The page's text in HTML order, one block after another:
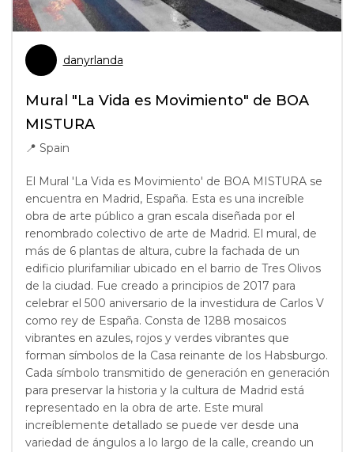
danyrlanda
Mural "La Vida es Movimiento" de BOA
MISTURA
📍 Spain
El Mural 'La Vida es Movimiento' de BOA MISTURA se
encuentra en Madrid, España. Esta es una increíble
obra de arte público a gran escala diseñada por el
renombrado colectivo de arte de Madrid. El mural, de
más de 6 plantas de altura, cubre la fachada de un
edificio plurifamiliar ubicado en el barrio de Tres Olivos
de la ciudad. Fue creado a principios de 2017 para
celebrar el 500 aniversario de la investidura de Carlos V
como rey de España. Consta de 1288 mosaicos
vibrantes en azules, rojos y verdes vibrantes que
forman símbolos de la Casa reinante de los Habsburgo.
Cada símbolo transmitido de generación en generación
para preservar la historia y la cultura de Madrid está
representado en la obra de arte. Este mural
increíblemente detallado se puede ver desde una
variedad de ángulos a lo largo de la calle, creando un